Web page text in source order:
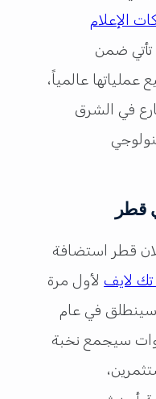
الإعلام
ضمن
عملياتها عالمياً،
في الشرق
قطر
قطر استضافة
لايفلأول مرة
في عام
سيجمع نخبة